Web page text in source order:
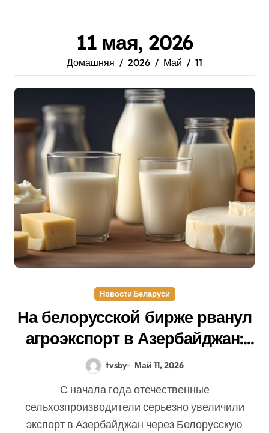
11 мая, 2026
Домашняя 2026 Май 11
Новости Беларуси
На белорусской бирже рванул
агроэкспорт в Азербайджан:
рост сразу в четыре раза
tvsby Май 11, 2026
С начала года отечественные
сельхозпроизводители серьезно увеличили
экспорт в Азербайджан через Белорусскую